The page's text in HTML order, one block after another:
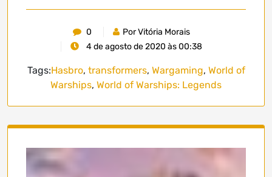
0
Por Vitória Morais
4 de agosto de 2020 às 00:38
Tags:Hasbro, transformers, Wargaming, World of
Warships, World of Warships: Legends